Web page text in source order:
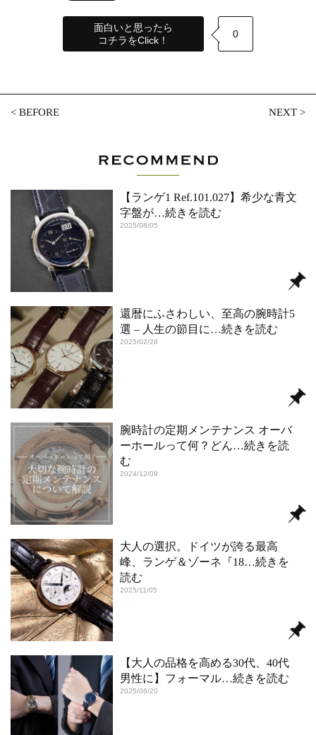
面白いと思ったら
コチラをClick！
0
<BEFORE NEXT>
【ランゲ1 Ref.101.027】希少な青文
字盤が…続きを読む
2025/08/05
還暦にふさわしい、至高の腕時計5
選 – 人生の節目に …続きを読む
2025/02/28
腕時計の定期メンテナンス オーバ
ーホールって何？どん…続きを読
む
2024/12/09
大人の選択。ドイツが誇る最高
峰、ランゲ＆ゾーネ『18…続きを
読む
2025/11/05
【大人の品格を高める30代、40代
男性に】フォーマル…続きを読む
2025/06/20